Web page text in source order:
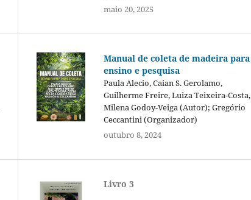
maio 20, 2025
Manual de coleta de madeira para
ensino e pesquisa
Paula Alecio, Caian S. Gerolamo,
Guilherme Freire, Luiza Teixeira-Costa,
Milena Godoy-Veiga (Autor); Gregório
Ceccantini (Organizador)
outubro 8, 2024
Livro 3